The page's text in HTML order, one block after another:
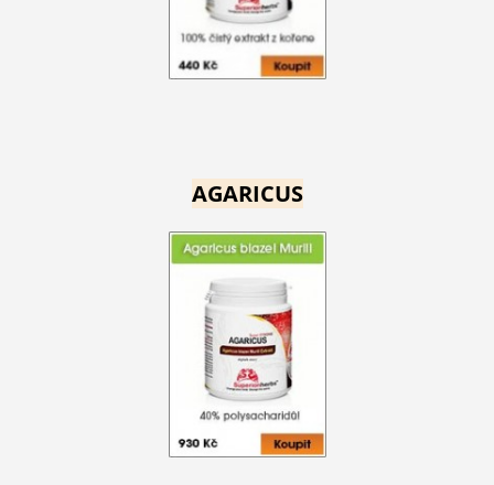
AGARICUS